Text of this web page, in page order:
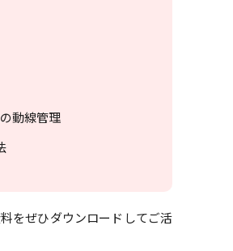
動線管理
をぜひダウンロードしてご活